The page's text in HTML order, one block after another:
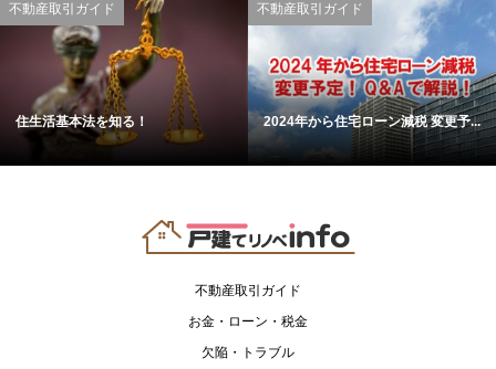
不動産取引ガイド
住生活基本法を知る！
不動産取引ガイド
2024年から住宅ローン減税 変更予...
不動産取引ガイド
お金・ローン・税金
欠陥・トラブル